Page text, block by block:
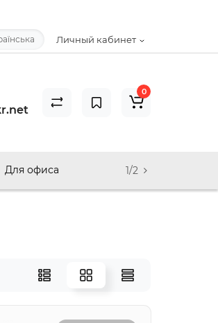
Личный кабинет
0
Для офиса 1/2